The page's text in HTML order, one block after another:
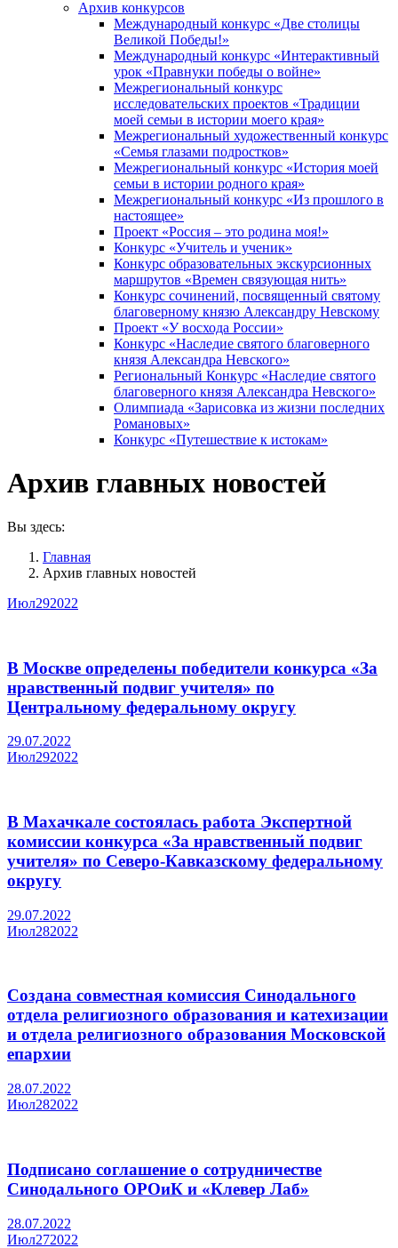
Архив конкурсов
Международный конкурс «Две столицы
Великой Победы!»
Международный конкурс «Интерактивный
урок «Правнуки победы о войне»
Межрегиональный конкурс
исследовательских проектов «Традиции
моей семьи в истории моего края»
Межрегиональный художественный конкурс
«Семья глазами подростков»
Межрегиональный конкурс «История моей
семьи в истории родного края»
Межрегиональный конкурс «Из прошлого в
настоящее»
Проект «Россия – это родина моя!»
Конкурс «Учитель и ученик»
Конкурс образовательных экскурсионных
маршрутов «Времен связующая нить»
Конкурс сочинений, посвященный святому
благоверному князю Александру Невскому
Проект «У восхода России»
Конкурс «Наследие святого благоверного
князя Александра Невского»
Региональный Конкурс «Наследие святого
благоверного князя Александра Невского»
Олимпиада «Зарисовка из жизни последних
Романовых»
Конкурс «Путешествие к истокам»
Архив главных новостей
Вы здесь:
Главная
Архив главных новостей
Июл292022
В Москве определены победители конкурса «За
нравственный подвиг учителя» по
Центральному федеральному округу
29.07.2022
Июл292022
В Махачкале состоялась работа Экспертной
комиссии конкурса «За нравственный подвиг
учителя» по Северо-Кавказскому федеральному
округу
29.07.2022
Июл282022
Создана совместная комиссия Синодального
отдела религиозного образования и катехизации
и отдела религиозного образования Московской
епархии
28.07.2022
Июл282022
Подписано соглашение о сотрудничестве
Синодального ОРОиК и «Клевер Лаб»
28.07.2022
Июл272022